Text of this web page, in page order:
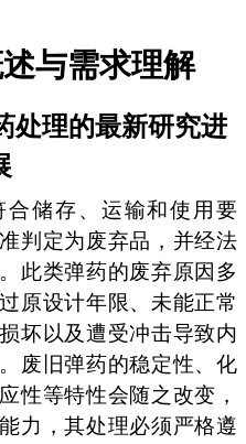
与需求理解
处理的最新研究进
合储存、运输和使用要
判定为废弃品，并经法
此类弹药的废弃原因多
原设计年限、未能正常
坏以及遭受冲击导致内
废旧弹药的稳定性、化
性等特性会随之改变，
力，其处理必须严格遵